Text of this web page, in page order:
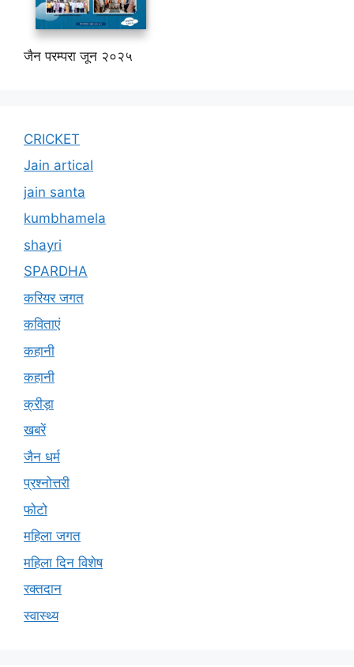
जैन परम्परा जून २०२५
CRICKET
Jain artical
jain santa
kumbhamela
shayri
SPARDHA
करियर जगत
कविताएं
कहानी
कहानी
क्रीड़ा
खबरें
जैन धर्म
प्रश्नोत्तरी
फोटो
महिला जगत
महिला दिन विशेष
रक्तदान
स्वास्थ्य